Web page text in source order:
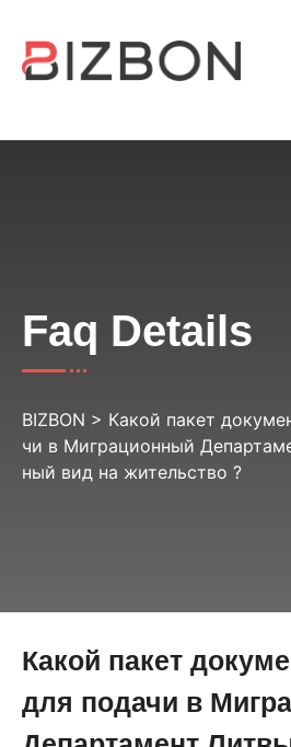
Faq Details
BIZBON > Какой пакет
чи в Миграционный
ный вид на жительство ?
Какой пакет
для подачи в